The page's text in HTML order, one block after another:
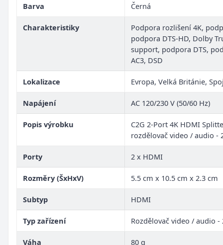
Barva Černá
Charakteristiky
Podpora rozlišení 4K,
podpora DTS-HD, Dolby
support, podpora DTS,
AC3, DSD
Lokalizace Evropa, Velká Británie,
Napájení AC 120/230 V (50/60 Hz)
Popis výrobku
C2G 2-Port 4K HDMI
rozdělovač video / audio -
Porty 2 x HDMI
Rozměry (ŠxHxV) 5.5 cm x 10.5 cm x 2.3 cm
Subtyp HDMI
Typ zařízení Rozdělovač video / audio -
Váha 80 g